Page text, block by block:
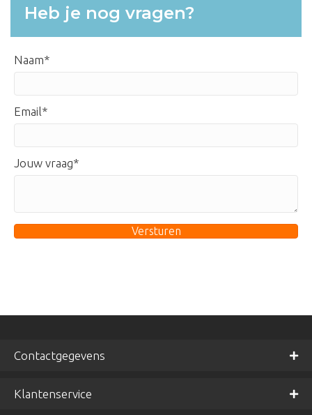
Heb je nog vragen?
Naam
Email
Jouw vraag
Versturen
Contactgegevens
Klantenservice